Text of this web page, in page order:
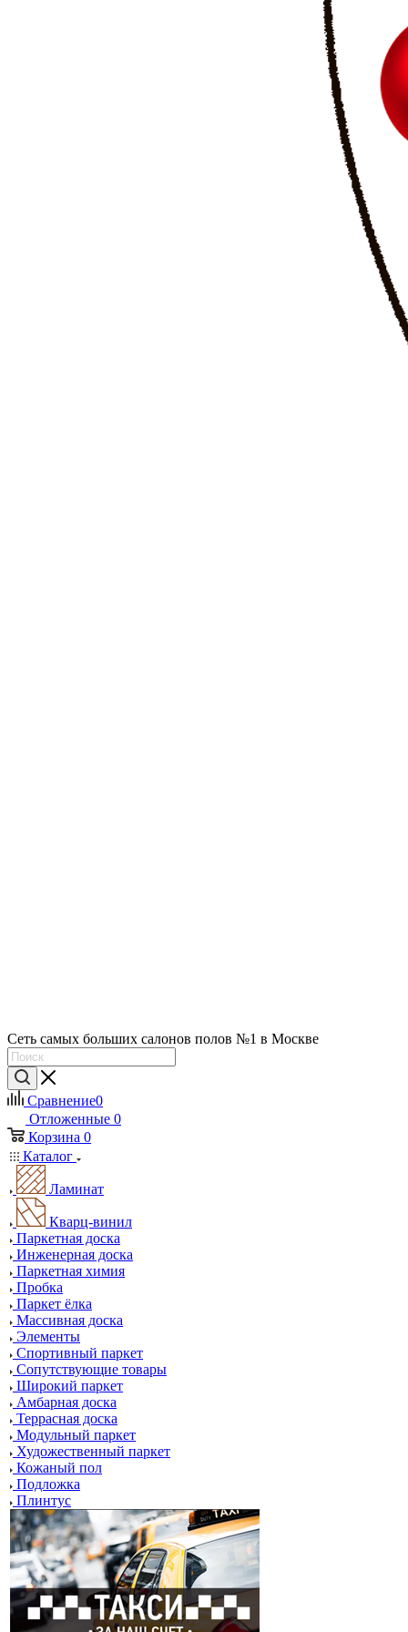
Сеть самых больших салонов полов №1 в Москве
Сравнение0
Отложенные 0
Корзина 0
Каталог
Ламинат
Кварц-винил
Паркетная доска
Инженерная доска
Паркетная химия
Пробка
Паркет ёлка
Массивная доска
Элементы
Спортивный паркет
Сопутствующие товары
Широкий паркет
Амбарная доска
Террасная доска
Модульный паркет
Художественный паркет
Кожаный пол
Подложка
Плинтус